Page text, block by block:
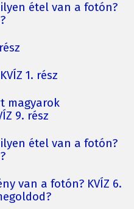
étel van a fotón?
1. rész
magyarok
9. rész
étel van a fotón?
van a fotón? KVÍZ 6.